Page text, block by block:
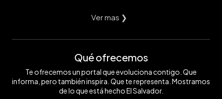
Ver mas ❯
Qué ofrecemos
Te ofrecemos un portal que evoluciona contigo. Que
informa, pero también inspira. Que te representa. Mostramos
de lo que está hecho El Salvador.